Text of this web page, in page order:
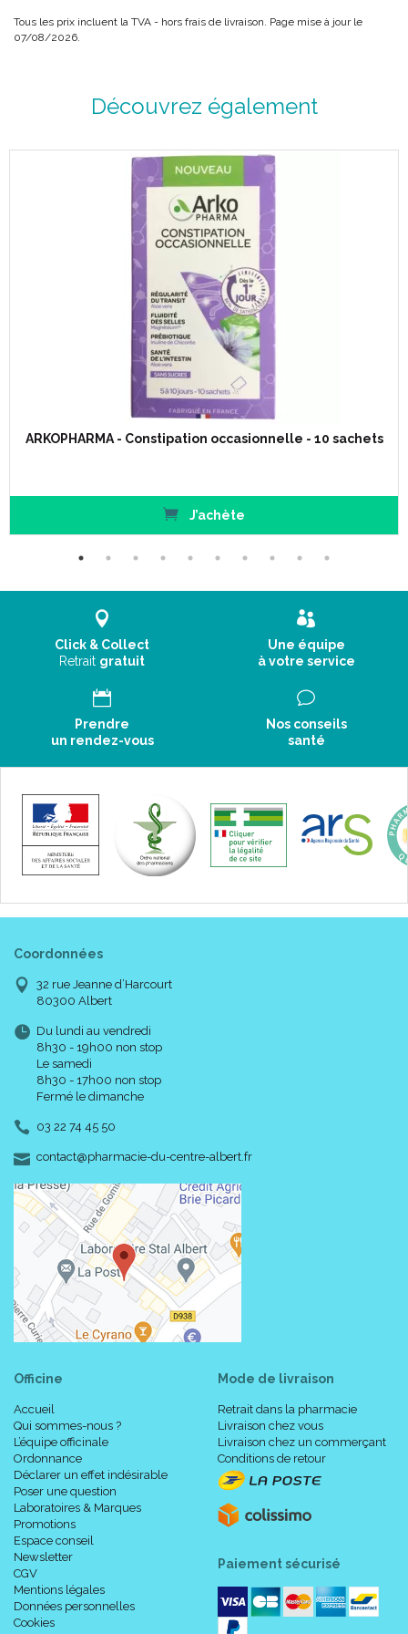
Tous les prix incluent la TVA - hors frais de livraison. Page mise à jour le
07/08/2026.
Découvrez également
ARKOPHARMA - Constipation occasionnelle - 10 sachets
J’achète
Click & Collect
Retrait gratuit
Une équipe
à votre service
Prendre
un rendez-vous
Nos conseils
santé
Coordonnées
32 rue Jeanne d’Harcourt
80300 Albert
Du lundi au vendredi
8h30 - 19h00 non stop
Le samedi
8h30 - 17h00 non stop
Fermé le dimanche
03 22 74 45 50
contact-
@-
pharmacie-du-centre-albert.fr
Officine
Accueil
Qui sommes-nous ?
L’équipe officinale
Ordonnance
Déclarer un effet indésirable
Poser une question
Laboratoires & Marques
Promotions
Espace conseil
Newsletter
CGV
Mentions légales
Données personnelles
Cookies
Mode de livraison
Retrait dans la pharmacie
Livraison chez vous
Livraison chez un commerçant
Conditions de retour
Paiement sécurisé